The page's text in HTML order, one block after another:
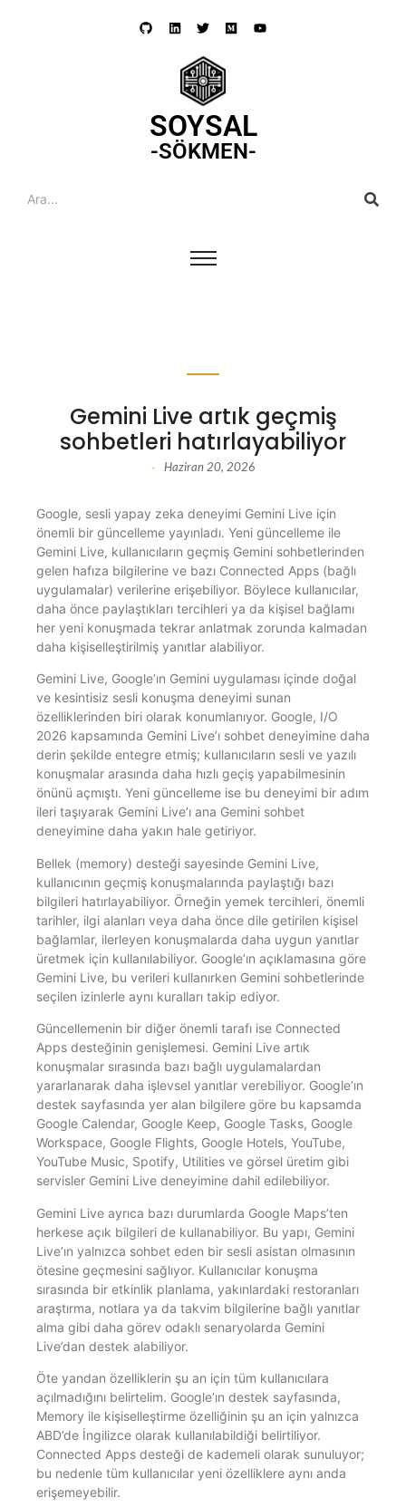
SOYSAL
-SÖKMEN-
Gemini Live artık geçmiş
sohbetleri hatırlayabiliyor
- Haziran 20, 2026
Google, sesli yapay zeka deneyimi Gemini Live için
önemli bir güncelleme yayınladı. Yeni güncelleme ile
Gemini Live, kullanıcıların geçmiş Gemini sohbetlerinden
gelen hafıza bilgilerine ve bazı Connected Apps (bağlı
uygulamalar) verilerine erişebiliyor. Böylece kullanıcılar,
daha önce paylaştıkları tercihleri ya da kişisel bağlamı
her yeni konuşmada tekrar anlatmak zorunda kalmadan
daha kişiselleştirilmiş yanıtlar alabiliyor.
Gemini Live, Google’ın Gemini uygulaması içinde doğal
ve kesintisiz sesli konuşma deneyimi sunan
özelliklerinden biri olarak konumlanıyor. Google, I/O
2026 kapsamında Gemini Live’ı sohbet deneyimine daha
derin şekilde entegre etmiş; kullanıcıların sesli ve yazılı
konuşmalar arasında daha hızlı geçiş yapabilmesinin
önünü açmıştı. Yeni güncelleme ise bu deneyimi bir adım
ileri taşıyarak Gemini Live’ı ana Gemini sohbet
deneyimine daha yakın hale getiriyor.
Bellek (memory) desteği sayesinde Gemini Live,
kullanıcının geçmiş konuşmalarında paylaştığı bazı
bilgileri hatırlayabiliyor. Örneğin yemek tercihleri, önemli
tarihler, ilgi alanları veya daha önce dile getirilen kişisel
bağlamlar, ilerleyen konuşmalarda daha uygun yanıtlar
üretmek için kullanılabiliyor. Google’ın açıklamasına göre
Gemini Live, bu verileri kullanırken Gemini sohbetlerinde
seçilen izinlerle aynı kuralları takip ediyor.
Güncellemenin bir diğer önemli tarafı ise Connected
Apps desteğinin genişlemesi. Gemini Live artık
konuşmalar sırasında bazı bağlı uygulamalardan
yararlanarak daha işlevsel yanıtlar verebiliyor. Google’ın
destek sayfasında yer alan bilgilere göre bu kapsamda
Google Calendar, Google Keep, Google Tasks, Google
Workspace, Google Flights, Google Hotels, YouTube,
YouTube Music, Spotify, Utilities ve görsel üretim gibi
servisler Gemini Live deneyimine dahil edilebiliyor.
Gemini Live ayrıca bazı durumlarda Google Maps’ten
herkese açık bilgileri de kullanabiliyor. Bu yapı, Gemini
Live’ın yalnızca sohbet eden bir sesli asistan olmasının
ötesine geçmesini sağlıyor. Kullanıcılar konuşma
sırasında bir etkinlik planlama, yakınlardaki restoranları
araştırma, notlara ya da takvim bilgilerine bağlı yanıtlar
alma gibi daha görev odaklı senaryolarda Gemini
Live’dan destek alabiliyor.
Öte yandan özelliklerin şu an için tüm kullanıcılara
açılmadığını belirtelim. Google’ın destek sayfasında,
Memory ile kişiselleştirme özelliğinin şu an için yalnızca
ABD’de İngilizce olarak kullanılabildiği belirtiliyor.
Connected Apps desteği de kademeli olarak sunuluyor;
bu nedenle tüm kullanıcılar yeni özelliklere aynı anda
erişemeyebilir.